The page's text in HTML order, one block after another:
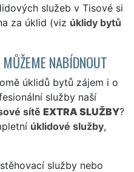
služeb v Tisové si
za úklid (viz úklidy bytů
NABÍDNOUT
úklidů bytů zájem i o
služby naší
sítě EXTRA SLUŽBY?
úklidové služby,
služby nebo